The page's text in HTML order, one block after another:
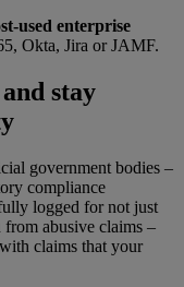
used enterprise
Okta, Jira or JAMF.
stay
government bodies –
compliance
logged for not just
abusive claims –
claims that your